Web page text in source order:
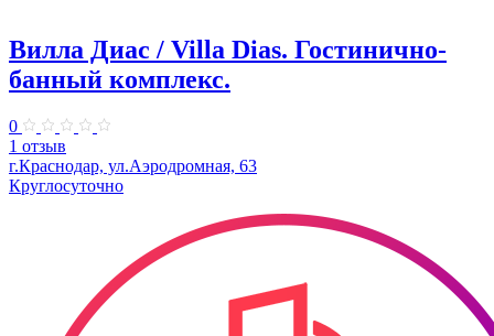
Вилла Диас / Villa Dias. Гостинично-
банный комплекс.
0
1 отзыв
г.Краснодар, ул.Аэродромная, 63
Круглосуточно